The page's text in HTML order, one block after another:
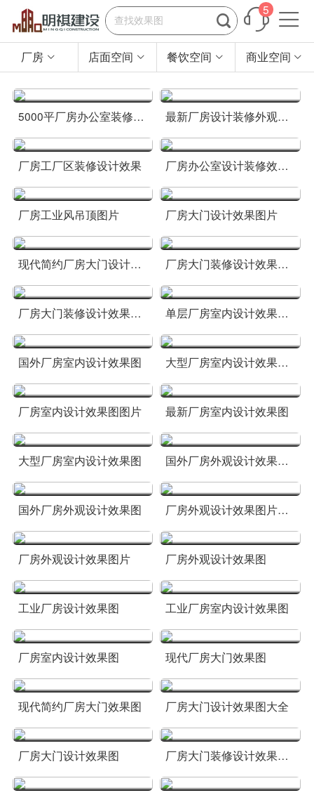

5 
厂房  店面空间  餐饮空间  商业空间 
5000平厂房办公室装修效果 最新厂房设计装修外观效果
厂房工厂区装修设计效果 厂房办公室设计装修效果图片大全
厂房工业风吊顶图片 厂房大门设计效果图片
现代简约厂房大门设计效果图 厂房大门装修设计效果图片
厂房大门装修设计效果图2018 单层厂房室内设计效果图大全
国外厂房室内设计效果图 大型厂房室内设计效果图大全
厂房室内设计效果图图片 最新厂房室内设计效果图
大型厂房室内设计效果图 国外厂房外观设计效果图大全国
国外厂房外观设计效果图 厂房外观设计效果图片大全
厂房外观设计效果图片 厂房外观设计效果图
工业厂房设计效果图 工业厂房室内设计效果图
厂房室内设计效果图 现代厂房大门效果图
现代简约厂房大门效果图 厂房大门设计效果图大全
厂房大门设计效果图 厂房大门装修设计效果图大全